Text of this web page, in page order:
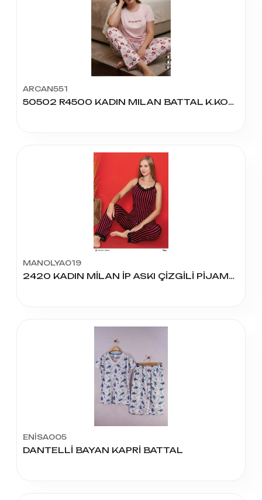
ARCAN551
50502 R4500 KADIN MILAN BATTAL K.KOL PİJAMA TAKIM
MANOLYA019
2420 KADIN MİLAN İP ASKI ÇİZGİLİ PİJAMA TAKIM
ENİSA005
DANTELLİ BAYAN KAPRİ BATTAL